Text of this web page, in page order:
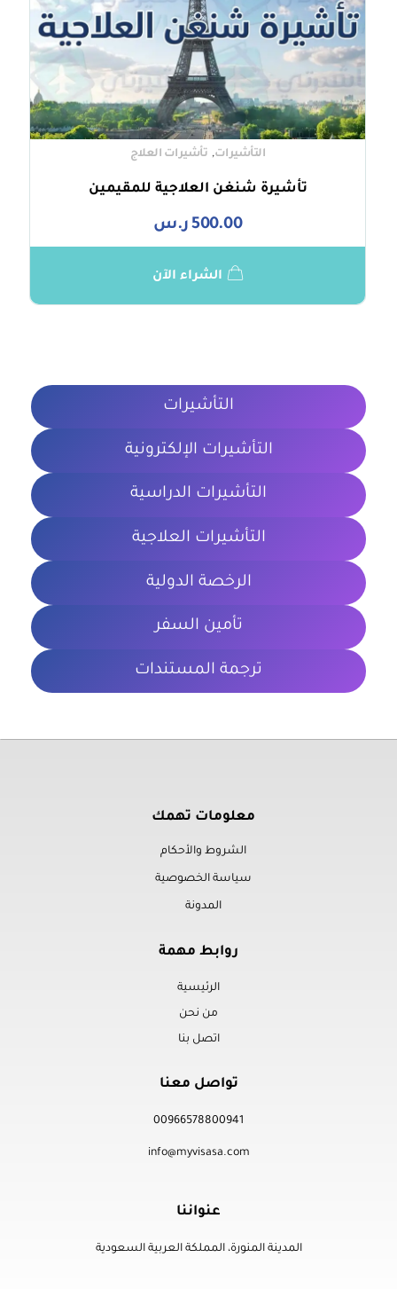
تأشيرة شنغن العلاجية للمقيمين
500.00 ر.س
التأشيرات, تأشيرات العلاج
الشراء الآن
التأشيرات
التأشيرات الإلكترونية
التأشيرات الدراسية
التأشيرات العلاجية
الرخصة الدولية
تأمين السفر
ترجمة المستندات
معلومات تهمك
الشروط والأحكام
سياسة الخصوصية
المدونة
روابط مهمة
الرئيسية
من نحن
اتصل بنا
تواصل معنا
00966578800941
info@myvisasa.com
عنواننا
المدينة المنورة، المملكة العربية السعودية